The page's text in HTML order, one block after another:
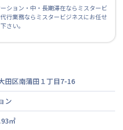
ション・中・長期滞在ならミスタービ
行業務ならミスタービジネスにお任せ
下さい。
田区南蒲田１丁目7-16
ン
㎡